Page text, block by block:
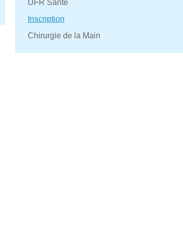
UFR Santé
Inscription
Chirurgie de la Main